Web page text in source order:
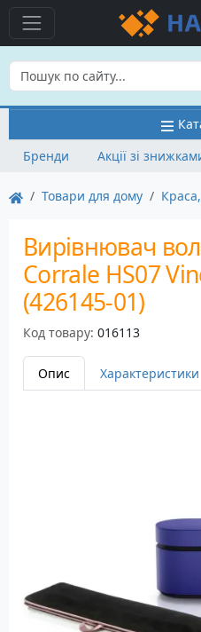
Бренди
Акції зі
Товари для дому
Вирівнювач
Corrale HS07
(426145-01)
Код товару: 016113
Опис Характеристики